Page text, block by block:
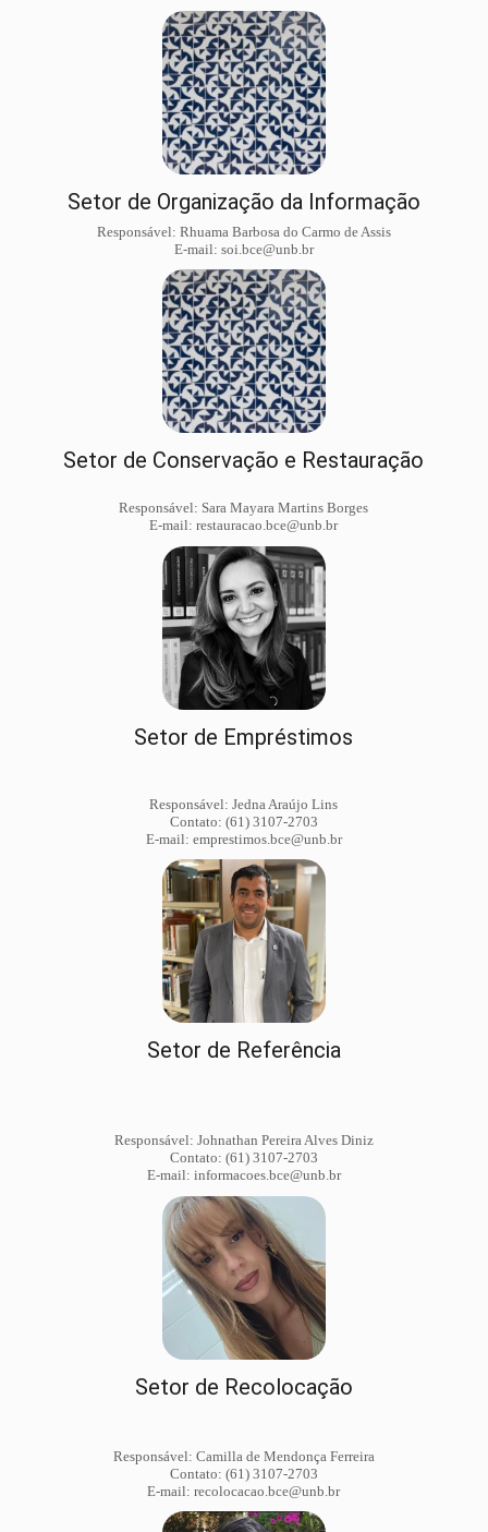
Setor de Organização da Informação
Responsável: Rhuama Barbosa do Carmo de Assis
E-mail: soi.bce@unb.br
Setor de Conservação e Restauração
Responsável: Sara Mayara Martins Borges
E-mail: restauracao.bce@unb.br
Setor de Empréstimos
Responsável: Jedna Araújo Lins
Contato: (61) 3107-2703
E-mail: emprestimos.bce@unb.br
Setor de Referência
Responsável: Johnathan Pereira Alves Diniz
Contato: (61) 3107-2703
E-mail: informacoes.bce@unb.br
Setor de Recolocação
Responsável: Camilla de Mendonça Ferreira
Contato: (61) 3107-2703
E-mail: recolocacao.bce@unb.br